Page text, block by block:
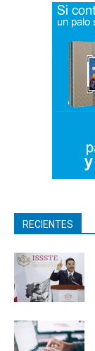
RECIENTES